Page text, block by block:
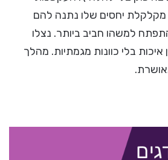
מקלקלת יחסים שלו נתנה להם
למשהו חביב ביותר. נצלו
בלי כוונות מגמתיות. מהלך